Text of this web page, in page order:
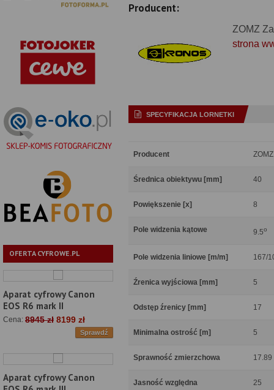
OFERTA CYFROWE.PL
Aparat cyfrowy Canon
EOS R6 mark II
Cena: 8945 zł 8199 zł
Sprawdź
Aparat cyfrowy Canon
Producent:
ZOMZ
strona
SPECYFIKACJA LORNETKI
Producent
Średnica obiektywu [mm] 40
Powiększenie [x] 8
Pole widzenia kątowe 9.5o
Pole widzenia liniowe [m/m] 167/
Źrenica wyjściowa [mm] 5
Odstęp źrenicy [mm] 17
Minimalna ostrość [m] 5
Sprawność zmierzchowa 17.89
Jasność względna 25